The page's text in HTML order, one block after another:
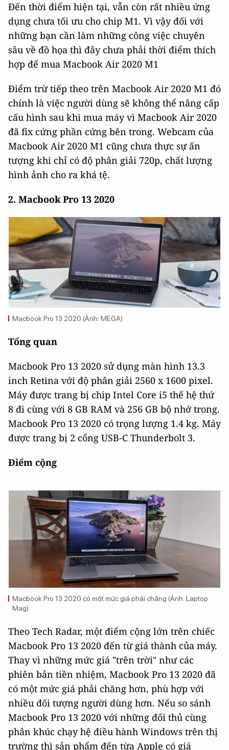
Đến thời điểm hiện tại, vẫn còn rất nhiều ứng
dụng chưa tối ưu cho chip M1. Vì vậy đối với
những bạn cần làm những công việc chuyên
sâu về đồ họa thì đây chưa phải thời điểm thích
hợp để mua Macbook Air 2020 M1
Điểm trừ tiếp theo trên Macbook Air 2020 M1 đó
chính là việc người dùng sẽ không thể nâng cấp
cấu hình sau khi mua máy vì Macbook Air 2020
đã fix cứng phần cứng bên trong. Webcam của
Macbook Air 2020 M1 cũng chưa thực sự ấn
tượng khi chỉ có độ phân giải 720p, chất lượng
hình ảnh cho ra khá tệ.
2. Macbook Pro 13 2020
Macbook Pro 13 2020 (Ảnh: MEGA)
Tổng quan
Macbook Pro 13 2020 sử dụng màn hình 13.3
inch Retina với độ phân giải 2560 x 1600 pixel.
Máy được trang bị chip Intel Core i5 thế hệ thứ
8 đi cùng với 8 GB RAM và 256 GB bộ nhớ trong.
Macbook Pro 13 2020 có trọng lượng 1.4 kg. Máy
được trang bị 2 cổng USB-C Thunderbolt 3.
Điểm cộng
Macbook Pro 13 2020 có một mức giá phải chăng (Ảnh: Laptop
Mag)
Theo Tech Radar, một điểm cộng lớn trên chiếc
Macbook Pro 13 2020 đến từ giá thành của máy.
Thay vì những mức giá "trên trời" như các
phiên bản tiền nhiệm, Macbook Pro 13 2020 đã
có một mức giá phải chăng hơn, phù hợp với
nhiều đối tượng người dùng hơn. Nếu so sánh
Macbook Pro 13 2020 với những đối thủ cùng
phân khúc chạy hệ điều hành Windows trên thị
trường thì sản phẩm đến từa Apple có giá